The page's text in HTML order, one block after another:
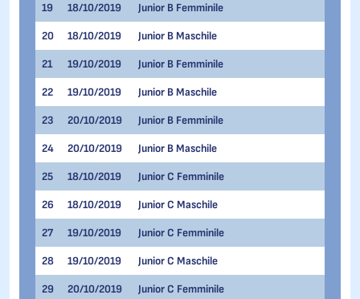
19 18/10/2019 Junior B Femminile
20 18/10/2019 Junior B Maschile
21 19/10/2019 Junior B Femminile
22 19/10/2019 Junior B Maschile
23 20/10/2019 Junior B Femminile
24 20/10/2019 Junior B Maschile
25 18/10/2019 Junior C Femminile
26 18/10/2019 Junior C Maschile
27 19/10/2019 Junior C Femminile
28 19/10/2019 Junior C Maschile
29 20/10/2019 Junior C Femminile